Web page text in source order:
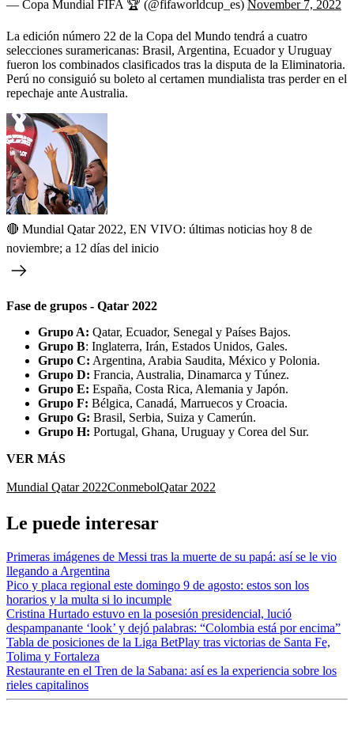
— Copa Mundial FIFA 🏆 (@fifaworldcup_es) November 7, 2022
La edición número 22 de la Copa del Mundo tendrá a cuatro
selecciones suramericanas: Brasil, Argentina, Ecuador y Uruguay
fueron los combinados clasificados tras la disputa de la Eliminatoria.
Perú no consiguió su boleto al certamen mundialista tras perder en el
repechaje ante Australia.
🔴 Mundial Qatar 2022, EN VIVO: últimas noticias hoy 8 de
noviembre; a 12 días del inicio
Fase de grupos - Qatar 2022
Grupo A: Qatar, Ecuador, Senegal y Países Bajos.
Grupo B: Inglaterra, Irán, Estados Unidos, Gales.
Grupo C: Argentina, Arabia Saudita, México y Polonia.
Grupo D: Francia, Australia, Dinamarca y Túnez.
Grupo E: España, Costa Rica, Alemania y Japón.
Grupo F: Bélgica, Canadá, Marruecos y Croacia.
Grupo G: Brasil, Serbia, Suiza y Camerún.
Grupo H: Portugal, Ghana, Uruguay y Corea del Sur.
VER MÁS
Mundial Qatar 2022ConmebolQatar 2022
Le puede interesar
Primeras imágenes de Messi tras la muerte de su papá: así se le vio
llegando a Argentina
Pico y placa regional este domingo 9 de agosto: estos son los
horarios y la multa si lo incumple
Cristina Hurtado estuvo en la posesión presidencial, lució
despampanante ‘look’ y dejó palabras: “Colombia está por encima”
Tabla de posiciones de la Liga BetPlay tras victorias de Santa Fe,
Tolima y Fortaleza
Restaurante en el Tren de la Sabana: así es la experiencia sobre los
rieles capitalinos